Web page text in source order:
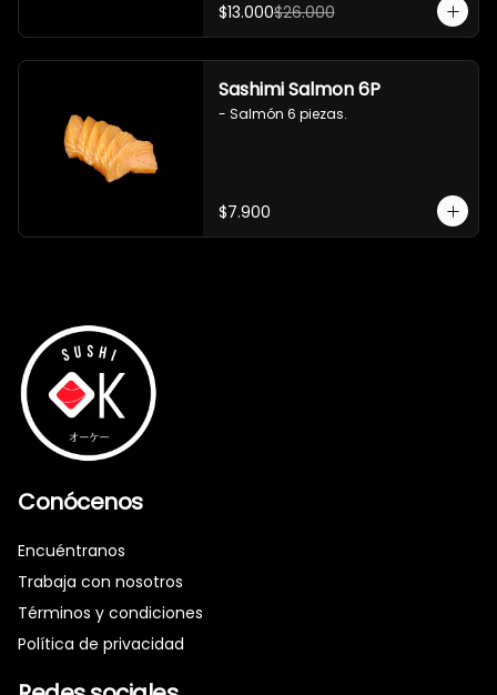
$13.000$26.000
Sashimi Salmon 6P
- Salmón 6 piezas.
$7.900
Conócenos
Encuéntranos
Trabaja con nosotros
Términos y condiciones
Política de privacidad